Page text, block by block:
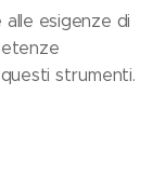
esigenze di
strumenti.